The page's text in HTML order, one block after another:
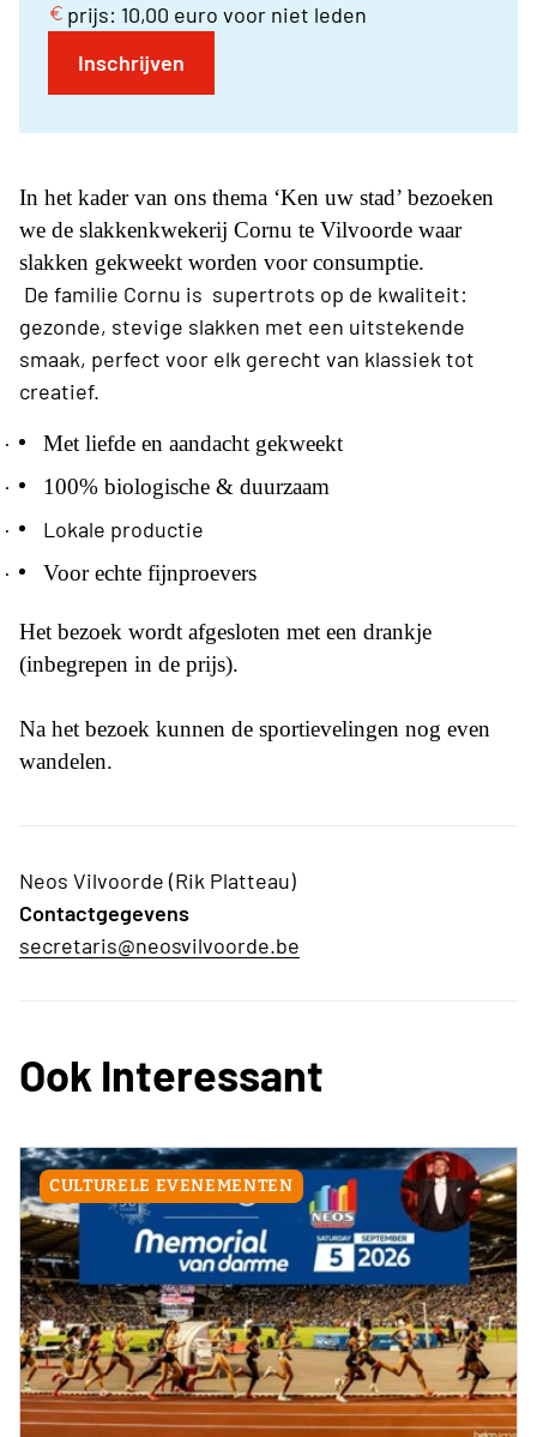
prijs: 10,00 euro voor niet leden
Inschrijven
In het kader van ons thema ‘Ken uw stad’ bezoeken
we de slakkenkwekerij Cornu te Vilvoorde waar
slakken gekweekt worden voor consumptie.
De familie Cornu is supertrots op de kwaliteit:
gezonde, stevige slakken met een uitstekende
smaak, perfect voor elk gerecht van klassiek tot
creatief.
· Met liefde en aandacht gekweekt
· 100% biologische & duurzaam
· Lokale productie
· Voor echte fijnproevers
Het bezoek wordt afgesloten met een drankje
(inbegrepen in de prijs).
Na het bezoek kunnen de sportievelingen nog even
wandelen.
Neos Vilvoorde (Rik Platteau)
Contactgegevens
secretaris@neosvilvoorde.be
Ook Interessant
CULTURELE EVENEMENTEN